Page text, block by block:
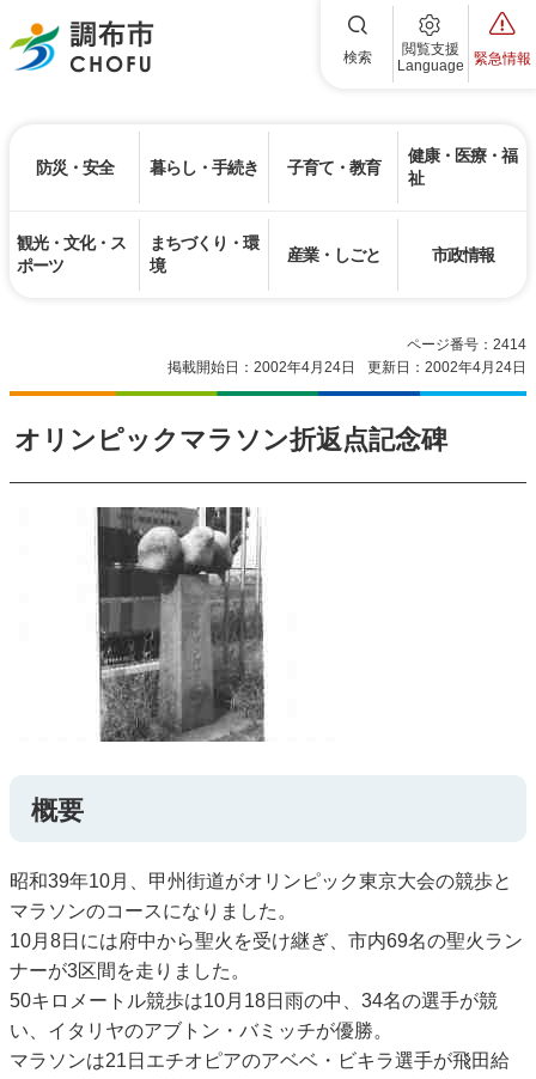
調布市 検索
閲覧支援
Language
緊急情報
防災・安全 暮らし・手続き 子育て・教育
健康・医療・福
祉
観光・文化・ス
ポーツ
まちづくり・環
境
産業・しごと 市政情報
ページ番号：2414
掲載開始日：2002年4月24日
更新日：2002年4月24日
オリンピックマラソン折返点記念碑
概要
昭和39年10月、甲州街道がオリンピック東京大会の競歩と
マラソンのコースになりました。
10月8日には府中から聖火を受け継ぎ、市内69名の聖火ラン
ナーが3区間を走りました。
50キロメートル競歩は10月18日雨の中、34名の選手が競
い、イタリヤのアブトン・バミッチが優勝。
マラソンは21日エチオピアのアベベ・ビキラ選手が飛田給